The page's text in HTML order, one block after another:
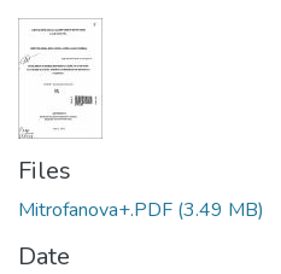
Files
Mitrofanova+.PDF (3.49 MB)
Date